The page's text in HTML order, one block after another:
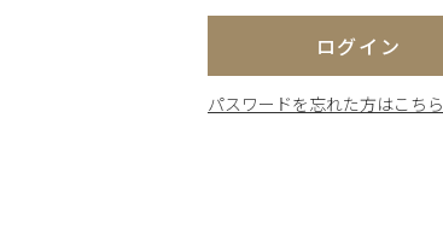
ログイン
パスワードを忘れた方はこちら